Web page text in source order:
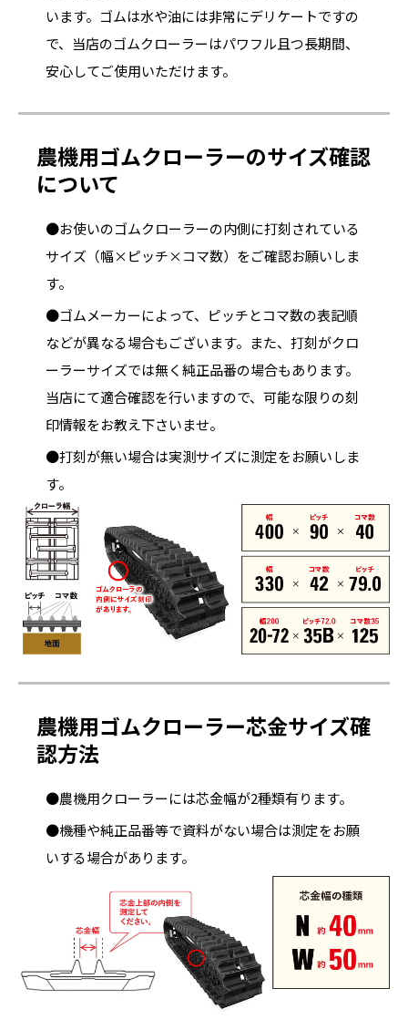
います。ゴムは水や油には非常にデリケートですの
で、当店のゴムクローラーはパワフル且つ長期間、
安心してご使用いただけます。
農機用ゴムクローラーのサイズ確認
について
●お使いのゴムクローラーの内側に打刻されている
サイズ（幅×ピッチ×コマ数）をご確認お願いしま
す。
●ゴムメーカーによって、ピッチとコマ数の表記順
などが異なる場合もございます。また、打刻がクロ
ーラーサイズでは無く純正品番の場合もあります。
当店にて適合確認を行いますので、可能な限りの刻
印情報をお教え下さいませ。
●打刻が無い場合は実測サイズに測定をお願いしま
す。
農機用ゴムクローラー芯金サイズ確
認方法
●農機用クローラーには芯金幅が2種類有ります。
●機種や純正品番等で資料がない場合は測定をお願
いする場合があります。